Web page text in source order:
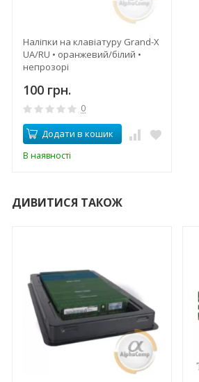
Наліпки на клавіатуру Grand-X
UA/RU • оранжевий/білий •
непрозорі
100 грн.
0
Додати в кошик
В наявності
ДИВИТИСЯ ТАКОЖ